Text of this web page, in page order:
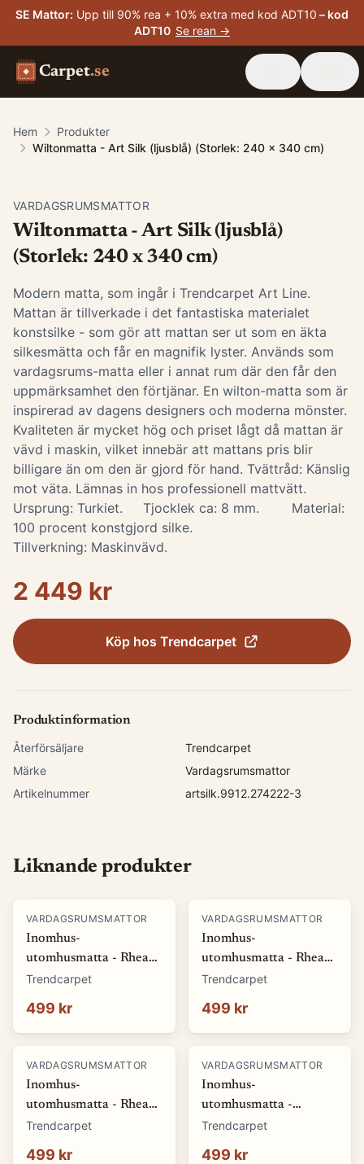
SE Mattor: Upp till 90% rea + 10% extra med kod ADT10 – kod
ADT10 Se rean →
Carpet.se
Hem
Produkter
Wiltonmatta - Art Silk (ljusblå) (Storlek: 240 x 340 cm)
VARDAGSRUMSMATTOR
Wiltonmatta - Art Silk (ljusblå)
(Storlek: 240 x 340 cm)
Modern matta, som ingår i Trendcarpet Art Line.
Mattan är tillverkade i det fantastiska materialet
konstsilke - som gör att mattan ser ut som en äkta
silkesmätta och får en magnifik lyster. Används som
vardagsrums-matta eller i annat rum där den får den
uppmärksamhet den förtjänar. En wilton-matta som är
inspirerad av dagens designers och moderna mönster.
Kvaliteten är mycket hög och priset lågt då mattan är
vävd i maskin, vilket innebär att mattans pris blir
billigare än om den är gjord för hand. Tvättråd: Känslig
mot väta. Lämnas in hos professionell mattvätt.
Ursprung: Turkiet. Tjocklek ca: 8 mm. Material:
100 procent konstgjord silke.
Tillverkning: Maskinvävd.
2 449 kr
Köp hos Trendcarpet
Produktinformation
Återförsäljare
Trendcarpet
Märke
Vardagsrumsmattor
Artikelnummer
artsilk.9912.274222-3
Liknande produkter
VARDAGSRUMSMATTOR
Inomhus-
utomhusmatta - Rhea
(vit) (Storlek: 80 x 150
Trendcarpet
499 kr
VARDAGSRUMSMATTOR
Inomhus-
utomhusmatta - Rhea
(beige) (Storlek: 80 x
Trendcarpet
499 kr
VARDAGSRUMSMATTOR
Inomhus-
utomhusmatta - Rhea
(natur) (Storlek: 80 x
Trendcarpet
499 kr
VARDAGSRUMSMATTOR
Inomhus-
utomhusmatta -
Somerville (blå)
Trendcarpet
499 kr